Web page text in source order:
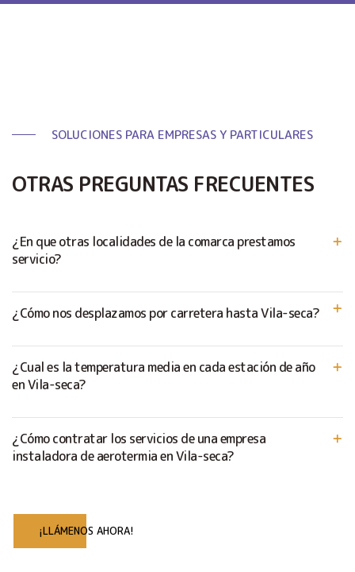
SOLUCIONES PARA EMPRESAS Y PARTICULARES
OTRAS PREGUNTAS FRECUENTES
¿En que otras localidades de la comarca prestamos
servicio?
¿Cómo nos desplazamos por carretera hasta Vila-seca?
¿Cual es la temperatura media en cada estación de año
en Vila-seca?
¿Cómo contratar los servicios de una empresa
instaladora de aerotermia en Vila-seca?
¡LLÁMENOS AHORA!